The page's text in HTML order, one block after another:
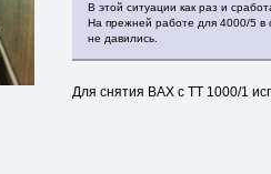
В этой ситуации как раз и
На прежней работе для 4000/5 в
не давились.
Для снятия ВАХ с ТТ 1000/1